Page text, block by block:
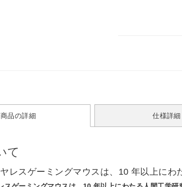
商品の詳細 仕様詳細
て
レスゲーミングマウスは、10 年以上にわ